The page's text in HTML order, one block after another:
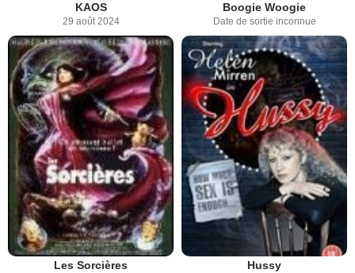
KAOS
29 août 2024
Boogie Woogie
Date de sortie inconnue
Les Sorcières Hussy